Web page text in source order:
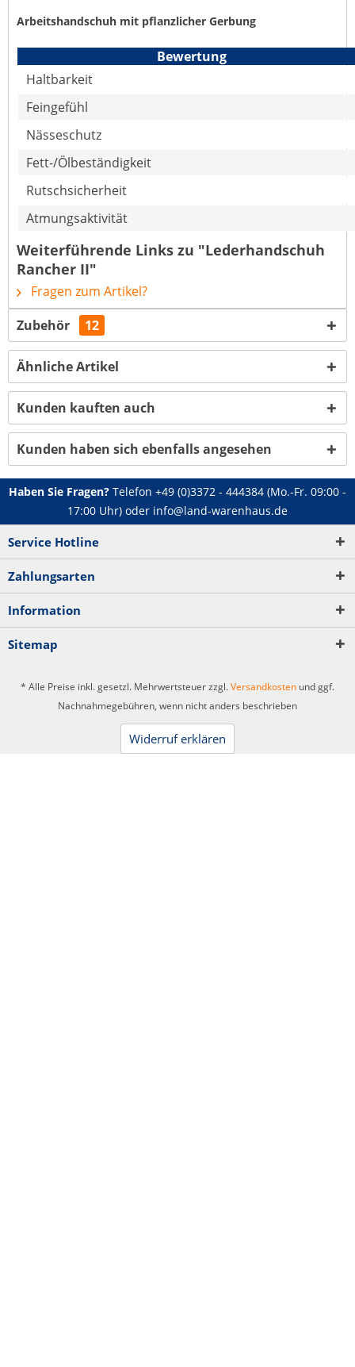
Arbeitshandschuh mit pflanzlicher Gerbung
Bewertung
Haltbarkeit
Feingefühl
Nässeschutz
Fett-/Ölbeständigkeit
Rutschsicherheit
Atmungsaktivität
Weiterführende Links zu "Lederhandschuh
Rancher II"
Fragen zum Artikel?
Zubehör
12
Ähnliche Artikel
Kunden kauften auch
Kunden haben sich ebenfalls angesehen
Haben Sie Fragen? Telefon +49 (0)3372 - 444384 (Mo.-Fr. 09:00 -
17:00 Uhr) oder info@land-warenhaus.de
Service Hotline
Zahlungsarten
Information
Sitemap
* Alle Preise inkl. gesetzl. Mehrwertsteuer zzgl.Versandkosten und ggf.
Nachnahmegebühren, wenn nicht anders beschrieben
Widerruf erklären